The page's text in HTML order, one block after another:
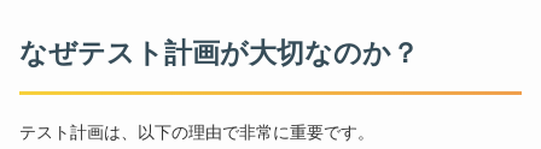
なぜテスト計画が大切なのか？
テスト計画は、以下の理由で非常に重要です。